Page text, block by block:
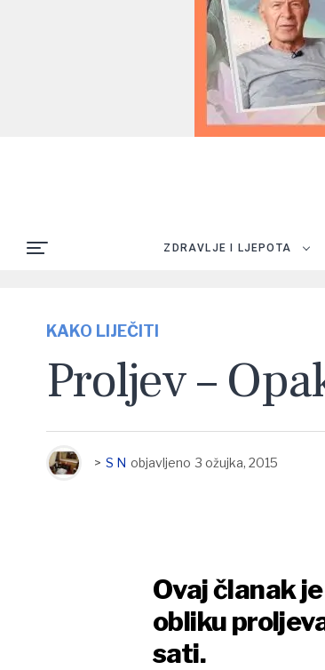
ZDRAVLJE I LJEPOTA
KAKO LIJEČITI
Proljev –
> S N objavljeno 3 ožujka, 2015
Ovaj članak
obliku
sati.